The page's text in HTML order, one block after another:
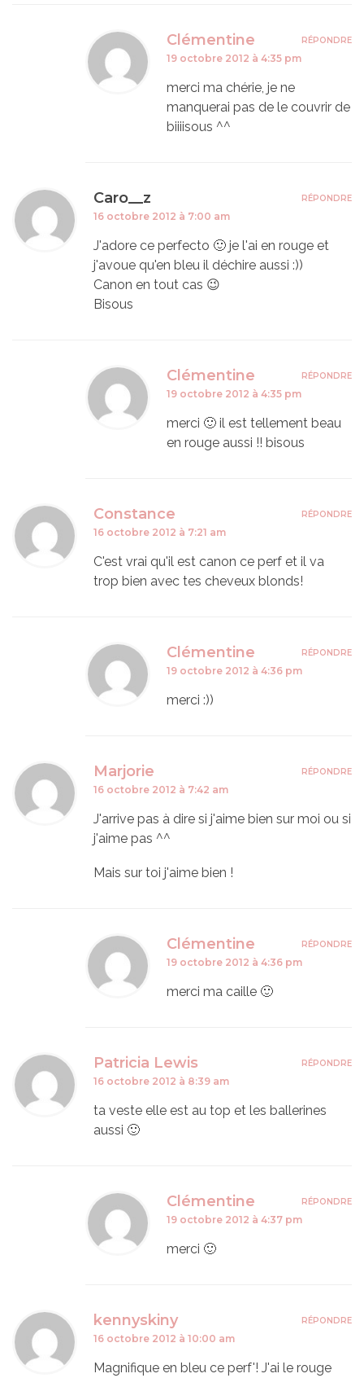
Clémentine
19 octobre 2012 à 4:35 pm
merci ma chérie, je ne
manquerai pas de le couvrir de
biiiisous ^^
RÉPONDRE
Caro__z
16 octobre 2012 à 7:00 am
J'adore ce perfecto 🙂 je l'ai en rouge et
j'avoue qu'en bleu il déchire aussi :))
Canon en tout cas 😉
Bisous
RÉPONDRE
Clémentine
19 octobre 2012 à 4:35 pm
merci 🙂 il est tellement beau
en rouge aussi !! bisous
RÉPONDRE
Constance
16 octobre 2012 à 7:21 am
C'est vrai qu'il est canon ce perf et il va
trop bien avec tes cheveux blonds!
RÉPONDRE
Clémentine
19 octobre 2012 à 4:36 pm
merci :))
RÉPONDRE
Marjorie
16 octobre 2012 à 7:42 am
J'arrive pas à dire si j'aime bien sur moi ou si
j'aime pas ^^
Mais sur toi j'aime bien !
RÉPONDRE
Clémentine
19 octobre 2012 à 4:36 pm
merci ma caille 🙂
RÉPONDRE
Patricia Lewis
16 octobre 2012 à 8:39 am
ta veste elle est au top et les ballerines
aussi 🙂
RÉPONDRE
Clémentine
19 octobre 2012 à 4:37 pm
merci 🙂
RÉPONDRE
kennyskiny
16 octobre 2012 à 10:00 am
Magnifique en bleu ce perf'! J'ai le rouge
RÉPONDRE